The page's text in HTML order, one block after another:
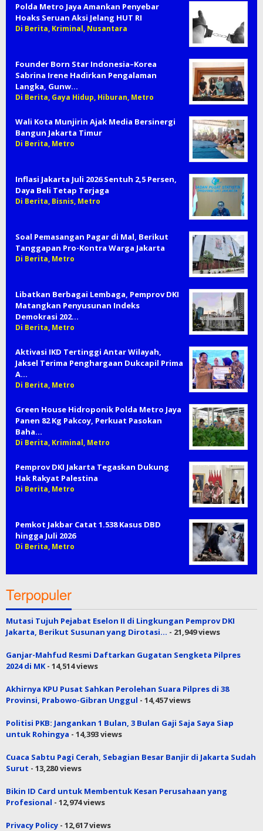
Polda Metro Jaya Amankan Penyebar
Hoaks Seruan Aksi Jelang HUT RI
Di Berita, Kriminal, Nusantara
Founder Born Star Indonesia–Korea
Sabrina Irene Hadirkan Pengalaman
Langka, Gunw…
Di Berita, Gaya Hidup, Hiburan, Metro
Wali Kota Munjirin Ajak Media Bersinergi
Bangun Jakarta Timur
Di Berita, Metro
Inflasi Jakarta Juli 2026 Sentuh 2,5 Persen,
Daya Beli Tetap Terjaga
Di Berita, Bisnis, Metro
Soal Pemasangan Pagar di Mal, Berikut
Tanggapan Pro-Kontra Warga Jakarta
Di Berita, Metro
Libatkan Berbagai Lembaga, Pemprov DKI
Matangkan Penyusunan Indeks
Demokrasi 202…
Di Berita, Metro
Aktivasi IKD Tertinggi Antar Wilayah,
Jaksel Terima Penghargaan Dukcapil Prima
A…
Di Berita, Metro
Green House Hidroponik Polda Metro Jaya
Panen 82 Kg Pakcoy, Perkuat Pasokan
Baha…
Di Berita, Kriminal, Metro
Pemprov DKI Jakarta Tegaskan Dukung
Hak Rakyat Palestina
Di Berita, Metro
Pemkot Jakbar Catat 1.538 Kasus DBD
hingga Juli 2026
Di Berita, Metro
Terpopuler
Mutasi Tujuh Pejabat Eselon II di Lingkungan Pemprov DKI
Jakarta, Berikut Susunan yang Dirotasi… - 21,949 views
Ganjar-Mahfud Resmi Daftarkan Gugatan Sengketa Pilpres
2024 di MK- 14,514 views
Akhirnya KPU Pusat Sahkan Perolehan Suara Pilpres di 38
Provinsi, Prabowo-Gibran Unggul - 14,457 views
Politisi PKB: Jangankan 1 Bulan, 3 Bulan Gaji Saja Saya Siap
untuk Rohingya - 14,393 views
Cuaca Sabtu Pagi Cerah, Sebagian Besar Banjir di Jakarta Sudah
Surut - 13,280 views
Bikin ID Card untuk Membentuk Kesan Perusahaan yang
Profesional - 12,974 views
Privacy Policy - 12,617 views